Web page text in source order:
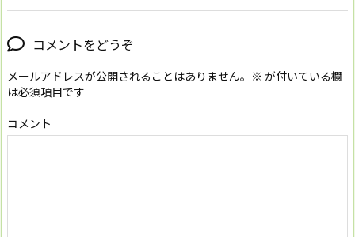
コメントをどうぞ
メールアドレスが公開されることはありません。 ※ が付いている欄
は必須項目です
コメント